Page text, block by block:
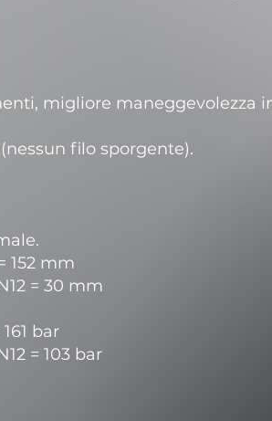
migliore maneggevolezza
filo sporgente).
152 mm
= 30 mm
bar
= 103 bar